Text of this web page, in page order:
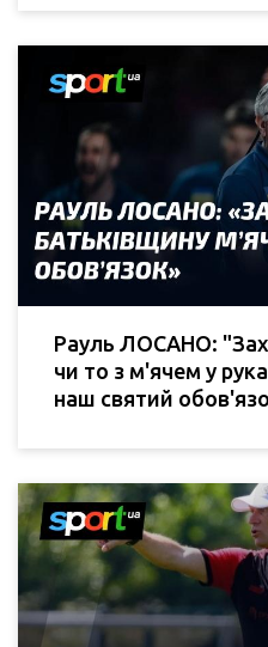
Рауль ЛОСАНО:
чи то з м'ячем у
наш святий